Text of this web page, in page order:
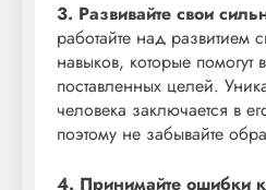
3. Развивайте свои
работайте над развитием
навыков, которые помогут
поставленных целей.
человека заключается в
поэтому не забывайте
4. Принимайте ошибки